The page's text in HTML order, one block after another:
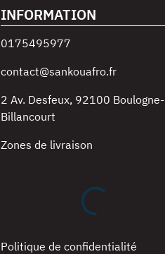
INFORMATION
0175495977
contact@sankouafro.fr
2 Av. Desfeux, 92100 Boulogne-
Billancourt
Zones de livraison
Politique de confidentialité